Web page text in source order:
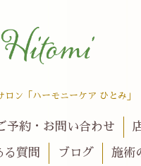
ン「ハーモニーケア ひとみ」
予約・お問い合わせ
る質問 ブログ 施術